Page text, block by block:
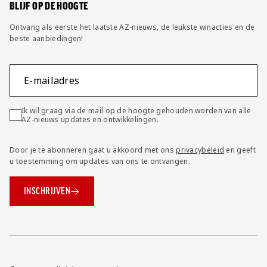
BLIJF OP DE HOOGTE
Ontvang als eerste het laatste AZ-nieuws, de leukste winacties en de
beste aanbiedingen!
E-mailadres
Ik wil graag via de mail op de hoogte gehouden worden van alle
AZ-nieuws updates en ontwikkelingen.
Door je te abonneren gaat u akkoord met onsprivacybeleid en geeft
u toestemming om updates van ons te ontvangen.
INSCHRIJVEN